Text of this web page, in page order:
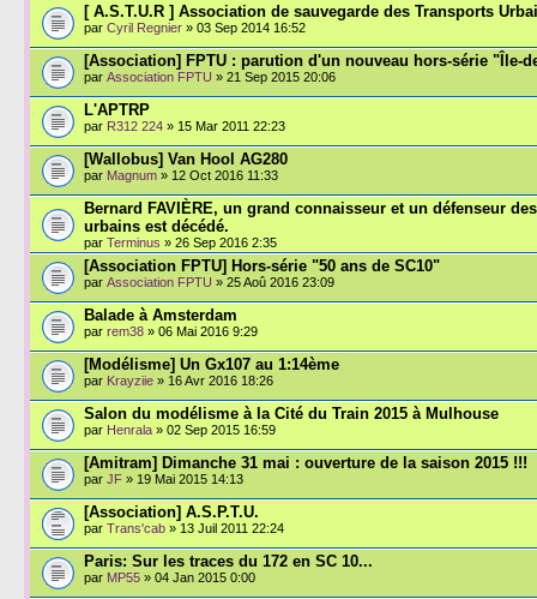
[ A.S.T.U.R ] Association de sauvegarde des Transports
par Cyril Regnier » 03 Sep 2014 16:52
[Association] FPTU : parution d'un nouveau hors-série "Île-
par Association FPTU » 21 Sep 2015 20:06
L'APTRP
par R312 224 » 15 Mar 2011 22:23
[Wallobus] Van Hool AG280
par Magnum » 12 Oct 2016 11:33
Bernard FAVIÈRE, un grand connaisseur et un défenseur
urbains est décédé.
par Terminus » 26 Sep 2016 2:35
[Association FPTU] Hors-série "50 ans de SC10"
par Association FPTU » 25 Aoû 2016 23:09
Balade à Amsterdam
par rem38 » 06 Mai 2016 9:29
[Modélisme] Un Gx107 au 1:14ème
par Krayziie » 16 Avr 2016 18:26
Salon du modélisme à la Cité du Train 2015 à Mulhouse
par Henrala » 02 Sep 2015 16:59
[Amitram] Dimanche 31 mai : ouverture de la saison 2015 !!!
par JF » 19 Mai 2015 14:13
[Association] A.S.P.T.U.
par Trans'cab » 13 Juil 2011 22:24
Paris: Sur les traces du 172 en SC 10...
par MP55 » 04 Jan 2015 0:00